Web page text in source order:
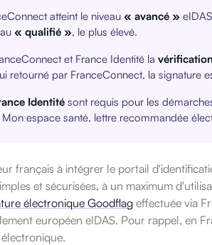
atteint le niveau « avancé »
« qualifié », le plus élevé.
et France Identité la
retourné par FranceConnect, la signature
Identité sont requis pour les
espace santé, lettre recommandée
français à intégrer le portail
et sécurisées, à un maximum
électronique Goodflageffectuée via
européen eIDAS. Pour rappel, en